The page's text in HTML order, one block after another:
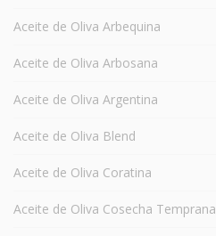
Aceite de Oliva Arbequina
Aceite de Oliva Arbosana
Aceite de Oliva Argentina
Aceite de Oliva Blend
Aceite de Oliva Coratina
Aceite de Oliva Cosecha Temprana